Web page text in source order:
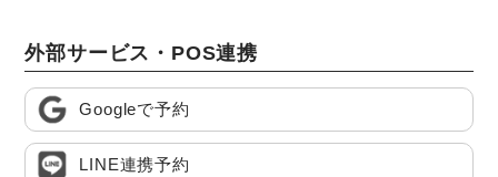
外部サービス・POS連携
Googleで予約
LINE連携予約